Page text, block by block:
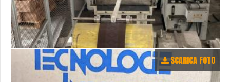
SCARICA FOTO